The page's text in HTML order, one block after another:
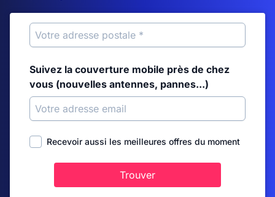
Suivez la couverture mobile près de chez
vous (nouvelles antennes, pannes...)
Recevoir aussi les meilleures offres du moment
Trouver